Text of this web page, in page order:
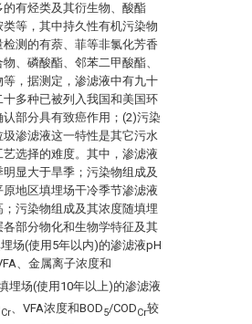
有烃类及其衍生物、酸酯
等，其中持久性有机污染物
测的有萘、菲等非氯化芳香
、磷酸酯、邻苯二甲酸酯、
，据测定，渗滤液中有九十
多种已被列入我国和美国环
部分具有致癌作用；(2)污染
渗滤液这一特性是其它污水
选择的难度。其中，渗滤液
显大于旱季；污染物组成及
地区填埋场干冷季节渗滤液
污染物组成及其浓度随填埋
部分物化和生物学特征及其
场(使用5年以内)的渗滤液pH
、金属离子浓度和
埋场(使用10年以上)的渗滤液
Cr、VFA浓度和BOD5/CODCr较